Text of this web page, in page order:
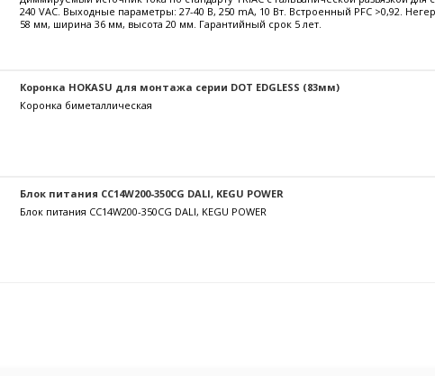
240 VAC. Выходные параметры: 27-40 В, 250 mА, 10 Вт. Встроенный PFC >0,92.
58 мм, ширина 36 мм, высота 20 мм. Гарантийный срок 5 лет.
Коронка HOKASU для монтажа серии DOT EDGLESS (83мм)
Коронка биметаллическая
Блок питания CC14W200-350CG DALI, KEGU POWER
Блок питания CC14W200-350CG DALI, KEGU POWER